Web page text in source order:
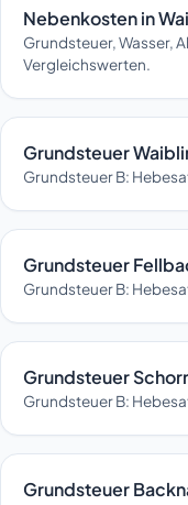
Nebenkosten in
Grundsteuer, Wasser,
Vergleichswerten.
Grundsteuer
Grundsteuer B:
Grundsteuer
Grundsteuer B:
Grundsteuer
Grundsteuer B:
Grundsteuer